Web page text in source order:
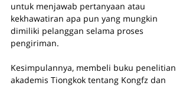
untuk menjawab pertanyaan atau
kekhawatiran apa pun yang mungkin
dimiliki pelanggan selama proses
pengiriman.
Kesimpulannya, membeli buku penelitian
akademis Tiongkok tentang Kongfz dan